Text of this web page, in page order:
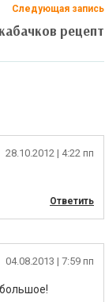
Следующая запись
рецепт
28.10.2012 | 4:22 пп
Ответить
04.08.2013 | 7:59 пп